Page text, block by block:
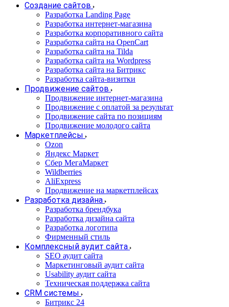
Создание сайтов
Разработка Landing Page
Разработка интернет-магазина
Разработка корпоративного сайта
Разработка сайта на OpenCart
Разработка сайта на Tilda
Разработка сайта на Wordpress
Разработка сайта на Битрикс
Разработка сайта-визитки
Продвижение сайтов
Продвижение интернет-магазина
Продвижение с оплатой за результат
Продвижение сайта по позициям
Продвижение молодого сайта
Маркетплейсы
Ozon
Яндекс Маркет
Сбер МегаМаркет
Wildberries
AliExpress
Продвижение на маркетплейсах
Разработка дизайна
Разработка брендбука
Разработка дизайна сайта
Разработка логотипа
Фирменный стиль
Комплексный аудит сайта
SEO аудит сайта
Маркетинговый аудит сайта
Usability аудит сайта
Техническая поддержка сайта
CRM системы
Битрикс 24